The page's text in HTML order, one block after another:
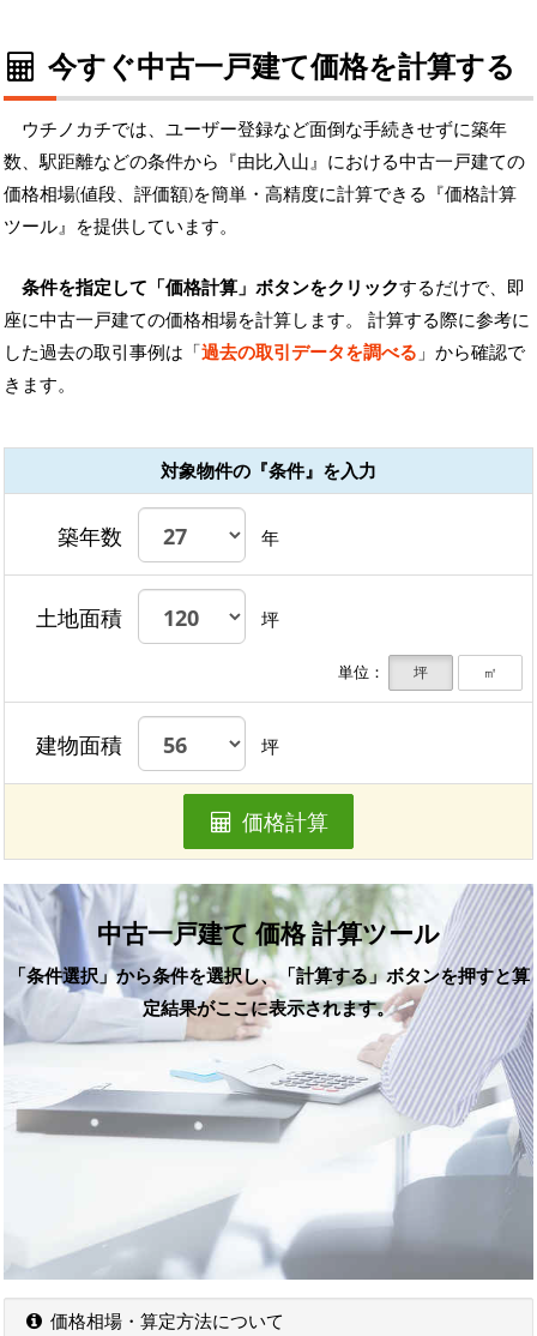
今すぐ中古一戸建て価格を計算する
ウチノカチでは、ユーザー登録など面倒な手続きせずに築年
数、駅距離などの条件から『由比入山』における中古一戸建ての
価格相場(値段、評価額)を簡単・高精度に計算できる『価格計算
ツール』を提供しています。
条件を指定して「価格計算」ボタンをクリックするだけで、即
座に中古一戸建ての価格相場を計算します。 計算する際に参考に
した過去の取引事例は「過去の取引データを調べる 」から確認で
きます。
対象物件の『条件』を入力
築年数 年
土地面積 坪
単位： 坪 ㎡
建物面積 坪
価格計算
中古一戸建て 価格 計算ツール
「条件選択」から条件を選択し、「計算する」ボタンを押すと算
定結果がここに表示されます。
価格相場・算定方法について